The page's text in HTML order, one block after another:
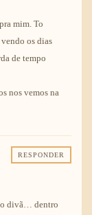
mim. To
os dias
de tempo
nos vemos na
RESPONDER
divã… dentro